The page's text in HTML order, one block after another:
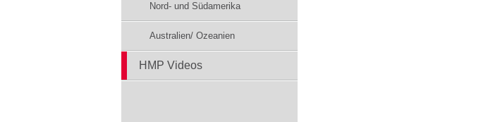
Nord- und Südamerika
Australien/ Ozeanien
HMP Videos